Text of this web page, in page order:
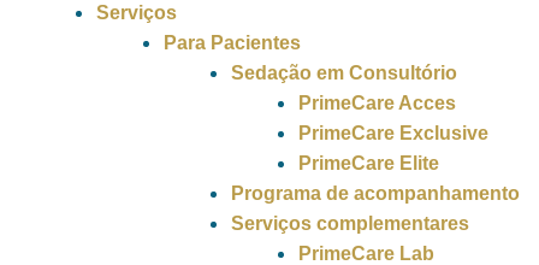
Serviços
Para Pacientes
Sedação em Consultório
PrimeCare Acces
PrimeCare Exclusive
PrimeCare Elite
Programa de acompanhamento
Serviços complementares
PrimeCare Lab